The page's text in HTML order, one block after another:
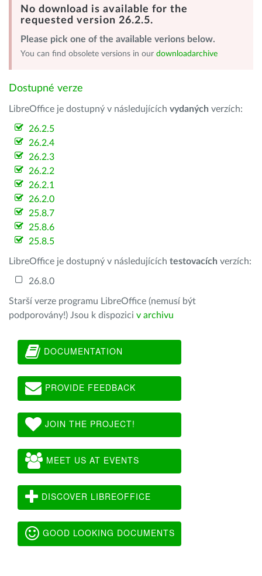
No download is available for the
requested version 26.2.5.
Please pick one of the available verions below.
You can find obsolete versions in our downloadarchive
Dostupné verze
LibreOffice je dostupný v následujících vydaných verzích:
26.2.5
26.2.4
26.2.3
26.2.2
26.2.1
26.2.0
25.8.7
25.8.6
25.8.5
LibreOffice je dostupný v následujících testovacích verzích:
26.8.0
Starší verze programu LibreOffice (nemusí být
podporovány!) Jsou k dispozici v archivu
DOCUMENTATION
PROVIDE FEEDBACK
JOIN THE PROJECT!
MEET US AT EVENTS
DISCOVER LIBREOFFICE
GOOD LOOKING DOCUMENTS